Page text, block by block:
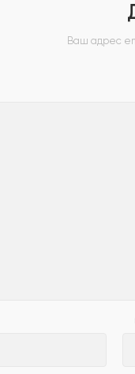
Ваш адрес